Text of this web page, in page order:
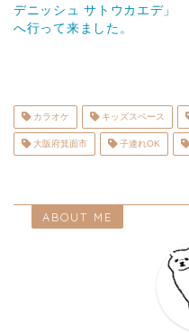
デニッシュ サトウカエデ」
へ行って来ました。
カラオケ キッズスペース
大阪府箕面市 子連れOK
ABOUT ME